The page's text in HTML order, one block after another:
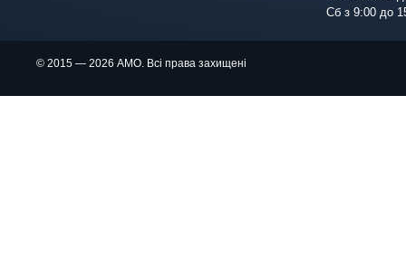
Сб з 9:00 до
© 2015 — 2026 АМО. Всі права захищені